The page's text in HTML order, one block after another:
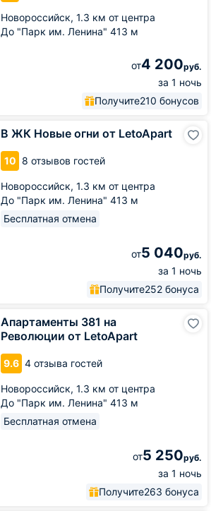
Новороссийск, 1.3 км от центра
До "Парк им. Ленина" 413 м
от4 200руб.
за 1 ночь
Получите210 бонусов
В ЖК Новые огни от LetoApart
10 8 отзывов гостей
Новороссийск, 1.3 км от центра
До "Парк им. Ленина" 413 м
Бесплатная отмена
от5 040руб.
за 1 ночь
Получите252 бонуса
Апартаменты 381 на
Революции от LetoApart
9.6 4 отзыва гостей
Новороссийск, 1.3 км от центра
До "Парк им. Ленина" 413 м
Бесплатная отмена
от5 250руб.
за 1 ночь
Получите263 бонуса